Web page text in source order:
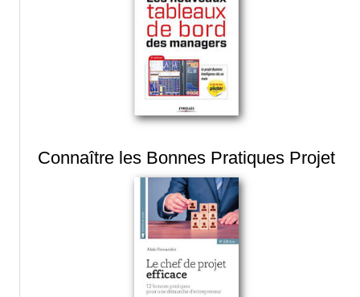
Connaître les Bonnes Pratiques Projet